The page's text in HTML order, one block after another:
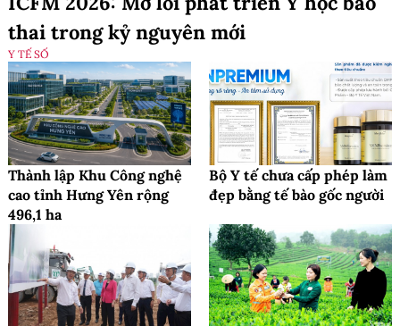
thai trong kỷ nguyên mới
Y TẾ SỐ
Thành lập Khu Công nghệ
cao tỉnh Hưng Yên rộng
496,1 ha
Bộ Y tế chưa cấp phép làm
đẹp bằng tế bào gốc người